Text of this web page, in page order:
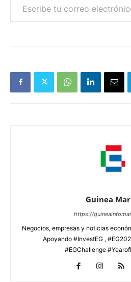
Guinea
https://
Negocios, empresas y noticias
Apoyando #InvestEG ,
#EGChallenge